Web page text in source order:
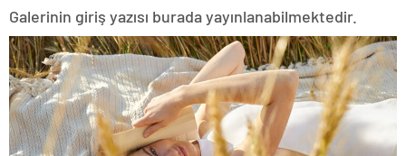
Galerinin giriş yazısı burada yayınlanabilmektedir.